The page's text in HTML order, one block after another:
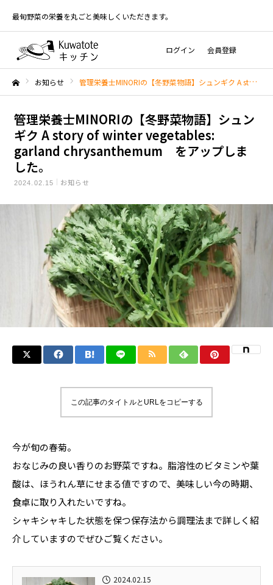
最旬野菜の栄養を丸ごと美味しくいただきます。
ログイン 会員登録
お知らせ 管理栄養士MINORIの【冬野菜物語】シュンギク A story of winter vegetables: garland chrysanthemum をアップしました。
管理栄養士MINORIの【冬野菜物語】シュン
ギク A story of winter vegetables:
garland chrysanthemum をアップしま
した。
2024.02.15 お知らせ
この記事のタイトルとURLをコピーする
今が旬の春菊。
おなじみの良い香りのお野菜ですね。脂溶性のビタミンや葉
酸は、ほうれん草にせまる値ですので、美味しい今の時期、
食卓に取り入れたいですね。
シャキシャキした状態を保つ保存法から調理法まで詳しく紹
介していますのでぜひご覧ください。
2024.02.15